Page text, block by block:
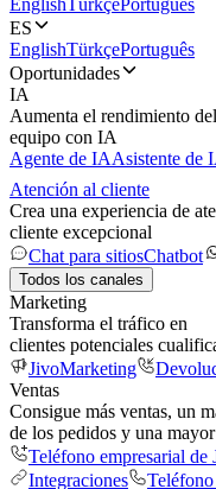
EnglishTürkçePortuguês
ES
EnglishTürkçePortuguês
Oportunidades
IA
Aumenta el rendimiento del
equipo con IA
Agente de IAAsistente de
Atención al cliente
Crea una experiencia de
cliente excepcional
Chat para sitiosChatbot
Todos los canales
Marketing
Transforma el tráfico en
clientes potenciales
JivoMarketing
Ventas
Consigue más ventas, un
de los pedidos y una
Teléfono empresarial de
Integraciones